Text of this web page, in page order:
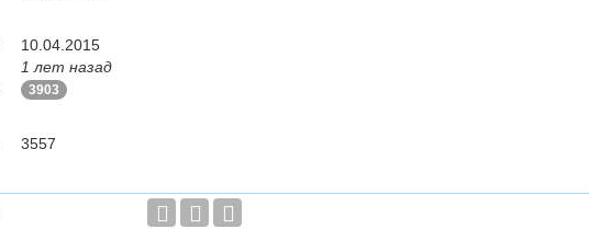
10.04.2015
1 лет назад
3903
3557